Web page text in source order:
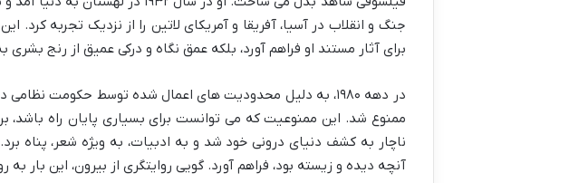
جنگ و انقلاب در آسیا، آفریقا و آمریکای لاتین را از نزدیک تجربه کرد.
برای آثار مستند او فراهم آورد، بلکه عمق نگاه و درکی عمیق از رنج
در دهه ۱۹۸۰، به دلیل محدودیت های اعمال شده توسط حکومت
ممنوع شد. این ممنوعیت که می توانست برای بسیاری پایان راه باشد،
ناچار به کشف دنیای درونی خود شد و به ادبیات، به ویژه شعر، پناه برد.
آنچه دیده و زیسته بود، فراهم آورد. گویی روایتگری از بیرون، این بار